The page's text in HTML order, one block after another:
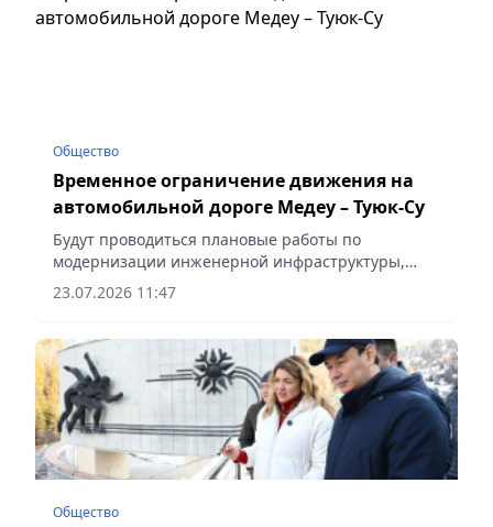
Общество
Временное ограничение движения на
автомобильной дороге Медеу – Туюк-Су
Будут проводиться плановые работы по
модернизации инженерной инфраструктуры,
сообщает vapress.kz.
23.07.2026 11:47
Общество